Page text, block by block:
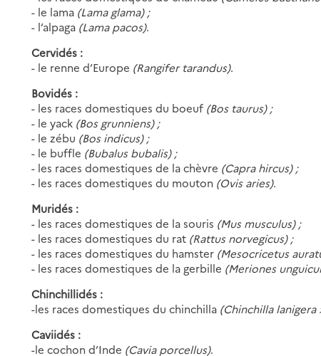
- le lama (Lama glama) ;
- l’alpaga (Lama pacos).
Cervidés :
- le renne d’Europe (Rangifer tarandus).
Bovidés :
- les races domestiques du boeuf (Bos taurus) ;
- le yack (Bos grunniens) ;
- le zébu (Bos indicus) ;
- le buffle (Bubalus bubalis) ;
- les races domestiques de la chèvre (Capra hircus) ;
- les races domestiques du mouton (Ovis aries).
Muridés :
- les races domestiques de la souris (Mus musculus) ;
- les races domestiques du rat (Rattus norvegicus) ;
- les races domestiques du hamster (Mesocricetus
- les races domestiques de la gerbille (Meriones
Chinchillidés :
-les races domestiques du chinchilla (Chinchilla
Caviidés :
-le cochon d’Inde (Cavia porcellus).